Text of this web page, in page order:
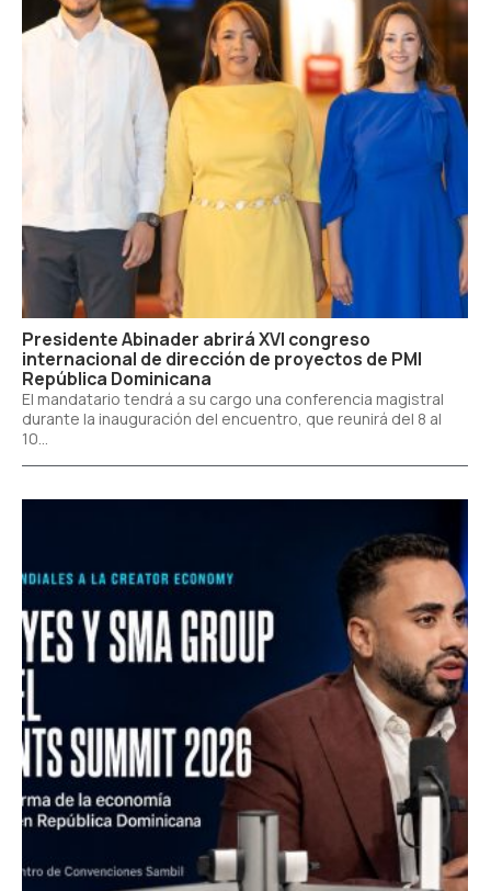
Presidente Abinader abrirá XVI congreso
internacional de dirección de proyectos de PMI
República Dominicana
El mandatario tendrá a su cargo una conferencia magistral
durante la inauguración del encuentro, que reunirá del 8 al
10...